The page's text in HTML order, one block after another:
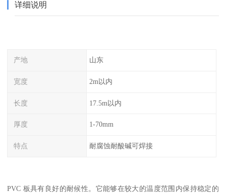
详细说明
产地 山东
宽度 2m以内
长度 17.5m以内
厚度 1-70mm
特点 耐腐蚀耐酸碱可焊接
PVC 板具有良好的耐候性。它能够在较大的温度范围内保持稳定的